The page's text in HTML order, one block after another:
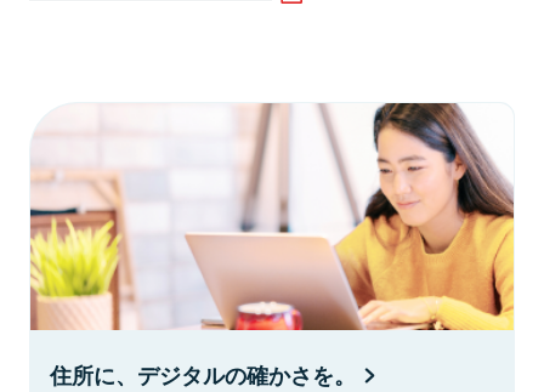
住所に、デジタルの確かさを。